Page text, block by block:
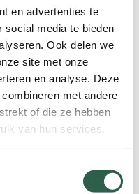
en advertenties te
social media te bieden
Ook delen we
site met onze
en analyse. Deze
met andere
of die ze hebben
van hun services.
streven
meer landelijk,
van
We
de uitvoering een
de eerste plaats
Maar
en
voordeel op. Hen
veel tijd en dus